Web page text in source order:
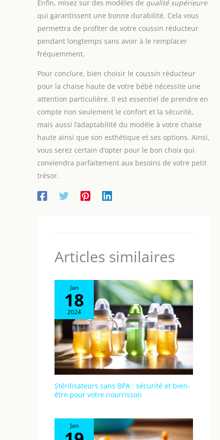
une utilisation
quotidienne dans la
poussette ou le siège
auto. 【Usage
de tête et de corps
la poussette. Ce
réducteur de siège pour
bébé est compatible avec
courants et est donc un
compagnon pratique au
quotidien pour tous les
parents.
fixent facilement par velcro pour s’adapter à
JYOKO KIDS, compatible avec de nombreuses
marques du marché. Pour quel âge est-il adapté ?
Convient dès la naissance jusqu’à environ 2–3 ans.
La version 3 pièces offre un maintien
supplémentaire pour les premiers mois, tandis que
la 2 pièces accompagne les étapes suivantes avec un
coton bio certifié OEKO-TEX, respirant, doux et
agréable sur la peau. Lavable en machine.
Confectionné artisanalement à Barcelone, Espagne.
Enfin, misez sur des modèles de qualité supérieure
qui garantissent une bonne durabilité. Cela vous
permettra de profiter de votre coussin réducteur
pendant longtemps sans avoir à le remplacer
fréquemment.
Pour conclure, bien choisir le coussin réducteur
pour la chaise haute de votre bébé nécessite une
attention particulière. Il est essentiel de prendre en
compte non seulement le confort et la sécurité,
mais aussi l’adaptabilité du modèle à votre chaise
haute ainsi que son esthétique et ses options. Ainsi,
vous serez certain d’opter pour le bon choix qui
conviendra parfaitement aux besoins de votre petit
trésor.
Articles similaires
Jan
18
2024
Stérilisateurs sans BPA : sécurité et bien-
être pour votre nourrisson
Jan